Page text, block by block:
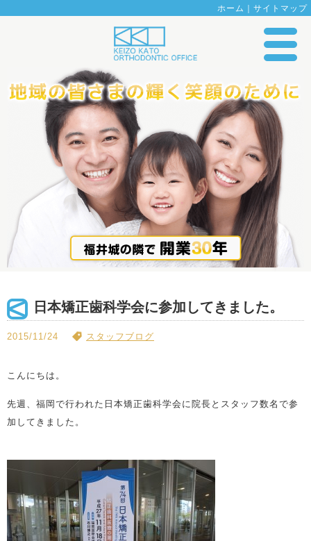
ホーム ｜ サイトマップ
日本矯正歯科学会に参加してきました。
2015/11/24 スタッフブログ
こんにちは。
先週、福岡で行われた日本矯正歯科学会に院長とスタッフ数名で参
加してきました。